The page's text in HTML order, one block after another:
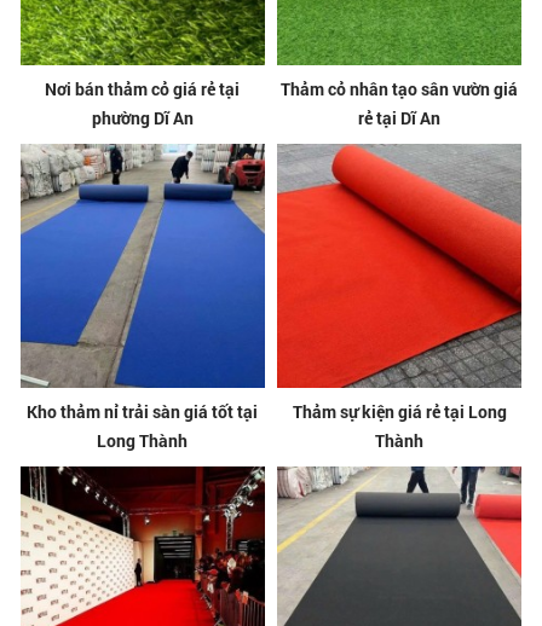
Nơi bán thảm cỏ giá rẻ tại
phường Dĩ An
Thảm cỏ nhân tạo sân vườn giá
rẻ tại Dĩ An
Kho thảm nỉ trải sàn giá tốt tại
Long Thành
Thảm sự kiện giá rẻ tại Long
Thành